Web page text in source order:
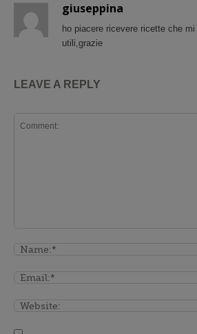
giuseppina
ho piacere ricevere ricette che
utili,grazie
LEAVE A REPLY